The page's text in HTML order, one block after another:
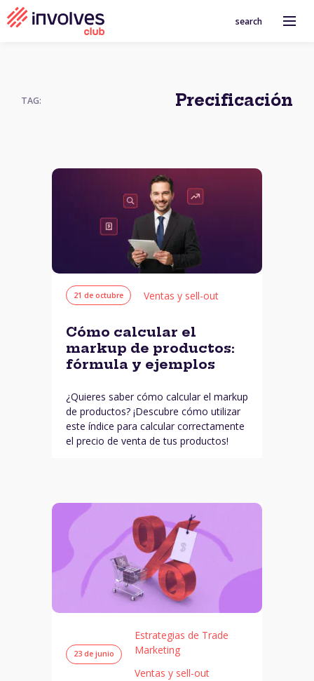
search
TAG: Precificación
21 de octubre Ventas y sell-out
Cómo calcular el
markup de productos:
fórmula y ejemplos
¿Quieres saber cómo calcular el markup
de productos? ¡Descubre cómo utilizar
este índice para calcular correctamente
el precio de venta de tus productos!
23 de junio
Estrategias de Trade
Marketing
Ventas y sell-out